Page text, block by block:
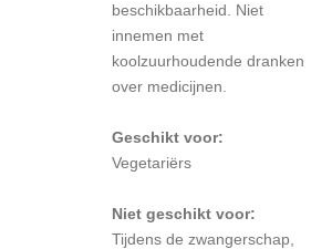
beschikbaarheid. Niet
innemen met
koolzuurhoudende dranken
over medicijnen.
Geschikt voor:
Vegetariërs
Niet geschikt voor:
Tijdens de zwangerschap,